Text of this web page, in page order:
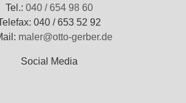
Tel.: 040 / 654 98 60
040 / 653 52 92
maler@otto-gerber.de
Social Media